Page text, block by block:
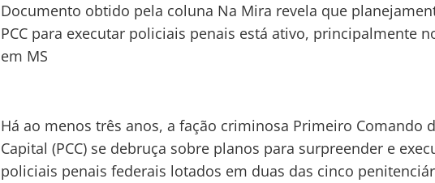
Documento obtido pela coluna Na Mira revela que
PCC para executar policiais penais está ativo, principalmente
em MS
Há ao menos três anos, a fação criminosa Primeiro Comando
Capital (PCC) se debruça sobre planos para surpreender e
policiais penais federais lotados em duas das cinco